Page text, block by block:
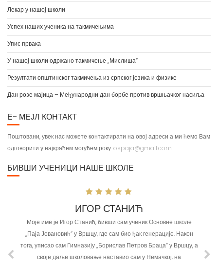
Лекар у нашој школи
Успех наших ученика на такмичењима
Упис првака
У нашој школи одржано такмичење „Мислиша“
Резултати општинског такмичења из српског језика и физике
Дан розе мајица – Међународни дан борбе против вршњачког насиља
Е- МЕЈЛ КОНТАКТ
Поштовани, увек нас можете контактирати на овој адреси а ми ћемо Вам
одговорити у најкраћем могућем року.ospaja@gmail.com
БИВШИ УЧЕНИЦИ НАШЕ ШКОЛЕ
МИЛИЦА
Недеља, дан као створен за одмор и
Припрема ручка, шетња, друштвене игре и
ствари. Али онда читаву идилу прекидају
други град, студирању и наставку
сам ученик Основне школе
био ђак генерације. Након
Петров Браца“ у Вршцу, а
сам у Немачкој, на